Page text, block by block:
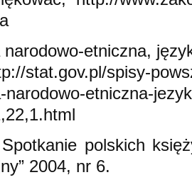
etniczna,
spisy-
etniczna-
polskich
2004, nr 6.